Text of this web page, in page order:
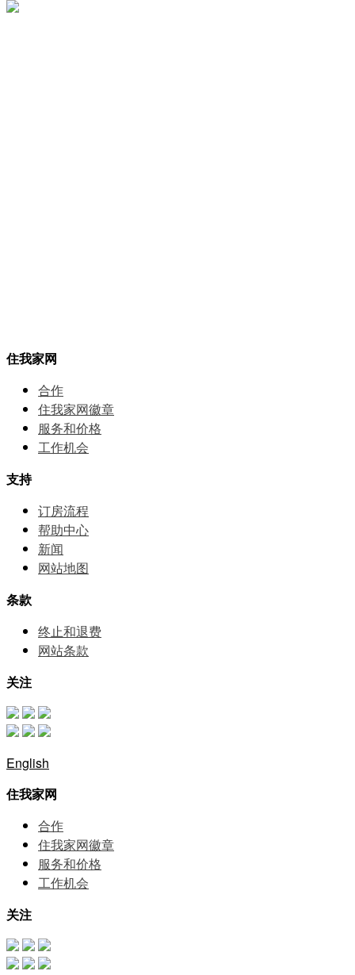
住我家网
合作
住我家网徽章
服务和价格
⼯作机会
支持
订房流程
帮助中⼼
新闻
网站地图
条款
终止和退费
网站条款
关注
English
住我家网
合作
住我家网徽章
服务和价格
⼯作机会
关注